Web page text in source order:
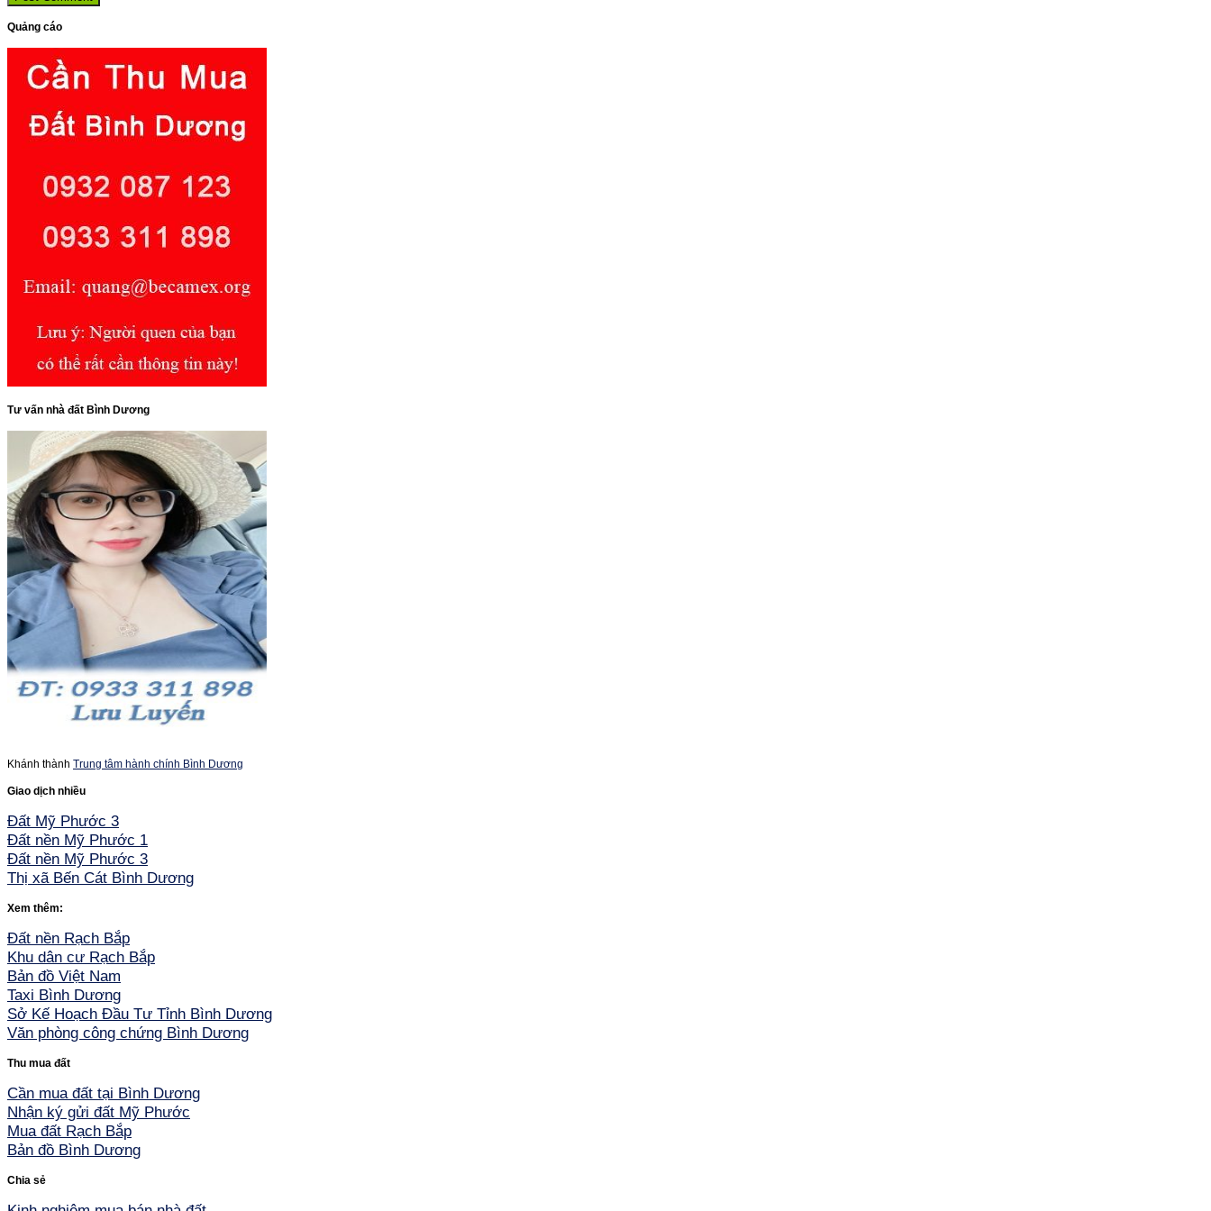
Quảng cáo
Tư vấn nhà đất Bình Dương
Khánh thành Trung tâm hành chính Bình Dương
Giao dịch nhiều
Đất Mỹ Phước 3
Đất nền Mỹ Phước 1
Đất nền Mỹ Phước 3
Thị xã Bến Cát Bình Dương
Xem thêm:
Đất nền Rạch Bắp
Khu dân cư Rạch Bắp
Bản đồ Việt Nam
Taxi Bình Dương
Sở Kế Hoạch Đầu Tư Tỉnh Bình Dương
Văn phòng công chứng Bình Dương
Thu mua đất
Cần mua đất tại Bình Dương
Nhận ký gửi đất Mỹ Phước
Mua đất Rạch Bắp
Bản đồ Bình Dương
Chia sẻ